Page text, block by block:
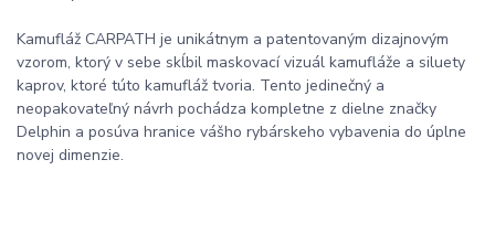
Kamufláž CARPATH je unikátnym a patentovaným dizajnovým
vzorom, ktorý v sebe skĺbil maskovací vizuál kamufláže a siluety
kaprov, ktoré túto kamufláž tvoria. Tento jedinečný a
neopakovateľný návrh pochádza kompletne z dielne značky
Delphin a posúva hranice vášho rybárskeho vybavenia do úplne
novej dimenzie.